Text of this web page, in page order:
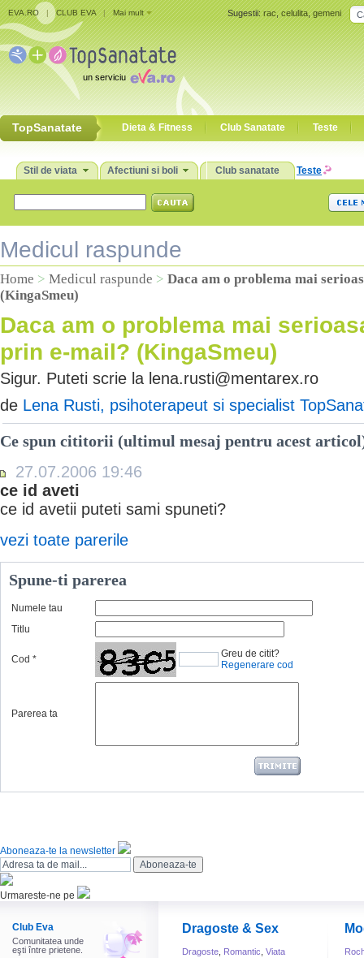
Sugestii: rac,celulita,gemeni
EVA.RO | CLUB EVA | Mai mult
un serviciu
TopSanatate Dieta & Fitness Club Sanatate Teste
Stil de viata Afectiuni si boli Club sanatate Teste
Medicul raspunde
Home > Medicul raspunde > Daca am o problema mai
(KingaSmeu)
Daca am o problema mai
prin e-mail? (KingaSmeu)
Sigur. Puteti scrie la lena.rusti@mentarex.ro
de Lena Rusti, psihoterapeut si specialist
Ce spun cititorii (ultimul mesaj pentru acest
27.07.2006 19:46
ce id aveti
ce id avetii puteti sami spuneti?
vezi toate parerile
Spune-ti parerea
Numele tau
Titlu
Cod *
Greu de citit?
Regenerare cod
Parerea ta
Aboneaza-te la newsletter
Urmareste-ne pe
Club Eva
Comunitatea unde
eşti între prietene.
Dragoste & Sex
Dragoste Romantic Viata